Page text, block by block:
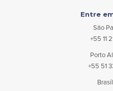
Entre
São
+55 11
Porto
+55 51